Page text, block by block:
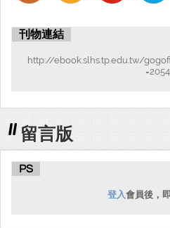
回復實體互訪活動，延續雙方綿密的
刊物連結
http://ebook.slhs.tp.edu.tw/
=2054
留言版
PS
登入會員後，